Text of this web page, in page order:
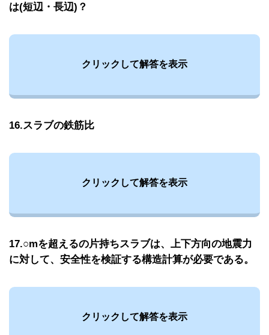
は(短辺・長辺)？
クリックして解答を表示
16.スラブの鉄筋比
クリックして解答を表示
17.○mを超えるの片持ちスラブは、上下方向の地震力
に対して、安全性を検証する構造計算が必要である。
クリックして解答を表示